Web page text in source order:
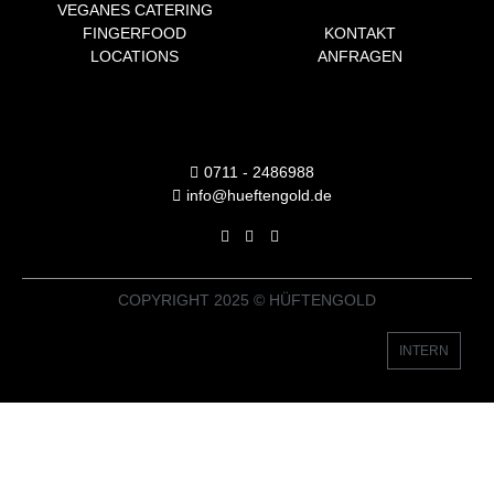
VEGANES CATERING
FINGERFOOD
LOCATIONS
KONTAKT
ANFRAGEN
0711 - 2486988
info@hueftengold.de
COPYRIGHT 2025 © HÜFTENGOLD
INTERN